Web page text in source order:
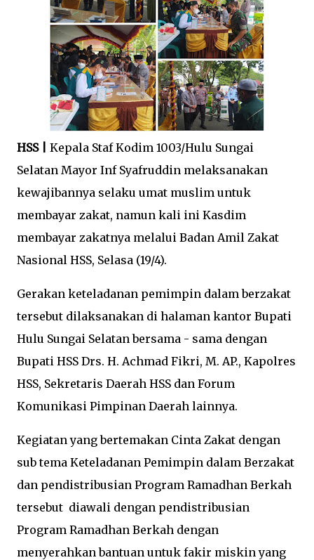
HSS | Kepala Staf Kodim 1003/Hulu Sungai
Selatan Mayor Inf Syafruddin melaksanakan
kewajibannya selaku umat muslim untuk
membayar zakat, namun kali ini Kasdim
membayar zakatnya melalui Badan Amil Zakat
Nasional HSS, Selasa (19/4).
Gerakan keteladanan pemimpin dalam berzakat
tersebut dilaksanakan di halaman kantor Bupati
Hulu Sungai Selatan bersama - sama dengan
Bupati HSS Drs. H. Achmad Fikri, M. AP., Kapolres
HSS, Sekretaris Daerah HSS dan Forum
Komunikasi Pimpinan Daerah lainnya.
Kegiatan yang bertemakan Cinta Zakat dengan
sub tema Keteladanan Pemimpin dalam Berzakat
dan pendistribusian Program Ramadhan Berkah
tersebut diawali dengan pendistribusian
Program Ramadhan Berkah dengan
menyerahkan bantuan untuk fakir miskin yang